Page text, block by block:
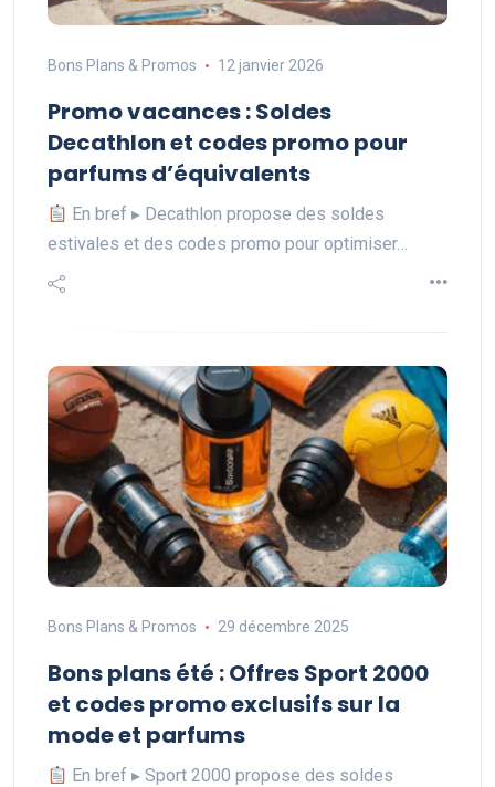
Bons Plans & Promos 12 janvier 2026
Promo vacances : Soldes
Decathlon et codes promo pour
parfums d’équivalents
En bref ▸ Decathlon propose des soldes
estivales et des codes promo pour optimiser…
Bons Plans & Promos 29 décembre 2025
Bons plans été : Offres Sport 2000
et codes promo exclusifs sur la
mode et parfums
En bref ▸ Sport 2000 propose des soldes